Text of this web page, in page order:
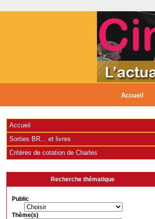
Accueil
Accueil
Sorties BR... et livres
Critères de cotation de Charles
Recherche thématique
Public
Thème(s)